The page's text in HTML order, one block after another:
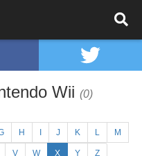
Wii (0)
H J K L M
V W X Y Z